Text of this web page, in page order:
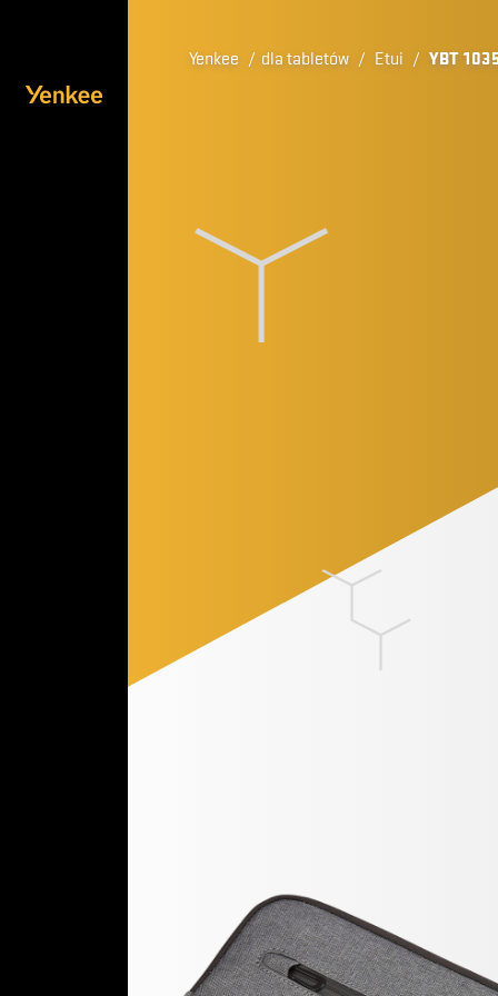
Yenkee / dla tabletów / Etui / YBT